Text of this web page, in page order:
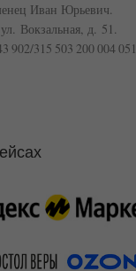
Иван Юрьевич.
Вокзальная, д. 51.
315 503 200 004 051